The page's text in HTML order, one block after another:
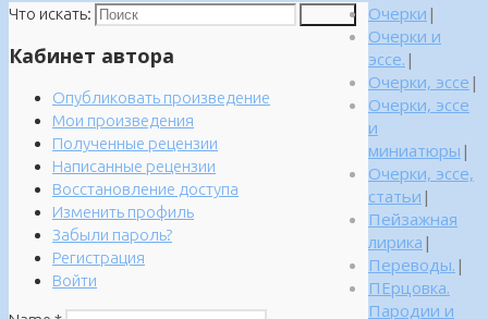
Что искать:
Кабинет автора
Опубликовать произведение
Мои произведения
Полученные рецензии
Написанные рецензии
Восстановление доступа
Изменить профиль
Забыли пароль?
Регистрация
Войти
Очерки |
Очерки и
эссе. |
Очерки, эссе |
Очерки, эссе
и
миниатюры |
Очерки, эссе,
статьи |
Пейзажная
лирика |
Переводы. |
ПЕрцовка.
Пародии и